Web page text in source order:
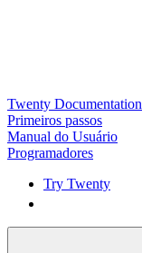
Twenty Documentation
Primeiros passos
Manual do Usuário
Programadores
Try Twenty